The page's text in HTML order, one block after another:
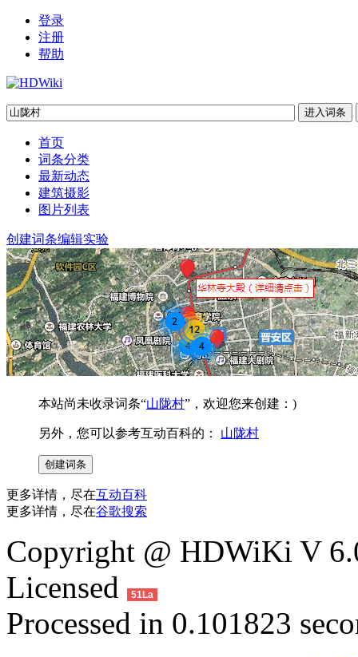
登录
注册
帮助
首页
词条分类
最新动态
建筑摄影
图片列表
创建词条编辑实验
本站尚未收录词条“山陇村”，欢迎您来创建：)
另外，您可以参考互动百科的： 山陇村
更多详情，尽在互动百科
更多详情，尽在谷歌搜索
Copyright @ HDWiKi V
Licensed
51La
Processed in 0.101823